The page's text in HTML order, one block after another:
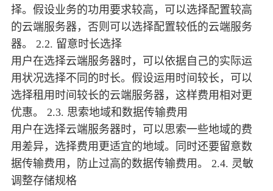
择。假设业务的功用要求较高，可以选择配置较高
的云端服务器，否则可以选择配置较低的云端服务
器。 2.2. 留意时长选择
用户在选择云端服务器时，可以依据自己的实际运
用状况选择不同的时长。假设运用时间较长，可以
选择租用时间较长的云端服务器，这样费用相对更
优惠。 2.3. 思索地域和数据传输费用
用户在选择云端服务器时，可以思索一些地域的费
用差异，选择费用更适宜的地域。同时还要留意数
据传输费用，防止过高的数据传输费用。 2.4. 灵敏
调整存储规格